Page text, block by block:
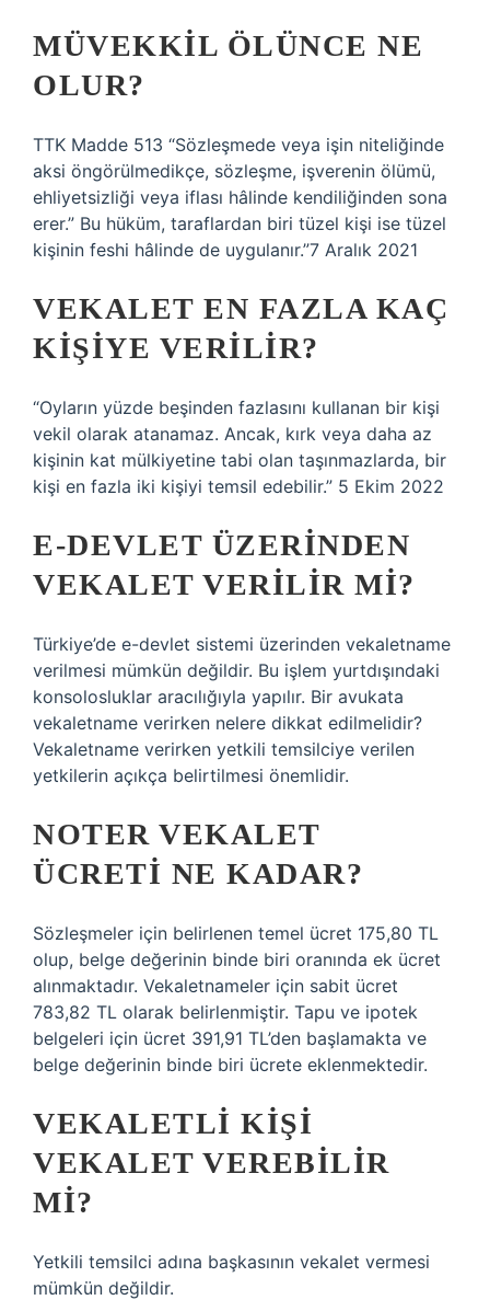
MÜVEKKIL ÖLÜNCE NE
OLUR?
TTK Madde 513 “Sözleşmede veya işin niteliğinde
aksi öngörülmedikçe, sözleşme, işverenin ölümü,
ehliyetsizliği veya iflası hâlinde kendiliğinden sona
erer.” Bu hüküm, taraflardan biri tüzel kişi ise tüzel
kişinin feshi hâlinde de uygulanır.”7 Aralık 2021
VEKALET EN FAZLA KAÇ
KIŞIYE VERILIR?
“Oyların yüzde beşinden fazlasını kullanan bir kişi
vekil olarak atanamaz. Ancak, kırk veya daha az
kişinin kat mülkiyetine tabi olan taşınmazlarda, bir
kişi en fazla iki kişiyi temsil edebilir.” 5 Ekim 2022
E-DEVLET ÜZERINDEN
VEKALET VERILIR MI?
Türkiye’de e-devlet sistemi üzerinden vekaletname
verilmesi mümkün değildir. Bu işlem yurtdışındaki
konsolosluklar aracılığıyla yapılır. Bir avukata
vekaletname verirken nelere dikkat edilmelidir?
Vekaletname verirken yetkili temsilciye verilen
yetkilerin açıkça belirtilmesi önemlidir.
NOTER VEKALET
ÜCRETI NE KADAR?
Sözleşmeler için belirlenen temel ücret 175,80 TL
olup, belge değerinin binde biri oranında ek ücret
alınmaktadır. Vekaletnameler için sabit ücret
783,82 TL olarak belirlenmiştir. Tapu ve ipotek
belgeleri için ücret 391,91 TL’den başlamakta ve
belge değerinin binde biri ücrete eklenmektedir.
VEKALETLI KIŞI
VEKALET VEREBILIR
MI?
Yetkili temsilci adına başkasının vekalet vermesi
mümkün değildir.